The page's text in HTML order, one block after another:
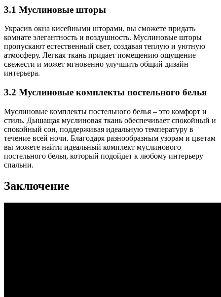
3.1 Муслиновые шторы
Украсив окна кисейными шторами, вы сможете придать
комнате элегантность и воздушность. Муслиновые шторы
пропускают естественный свет, создавая теплую и уютную
атмосферу. Легкая ткань придает помещению ощущение
свежести и может мгновенно улучшить общий дизайн
интерьера.
3.2 Муслиновые комплекты постельного белья
Муслиновые комплекты постельного белья – это комфорт и
стиль. Дышащая муслиновая ткань обеспечивает спокойный и
спокойный сон, поддерживая идеальную температуру в
течение всей ночи. Благодаря разнообразным узорам и цветам
вы можете найти идеальный комплект муслинового
постельного белья, который подойдет к любому интерьеру
спальни.
Заключение